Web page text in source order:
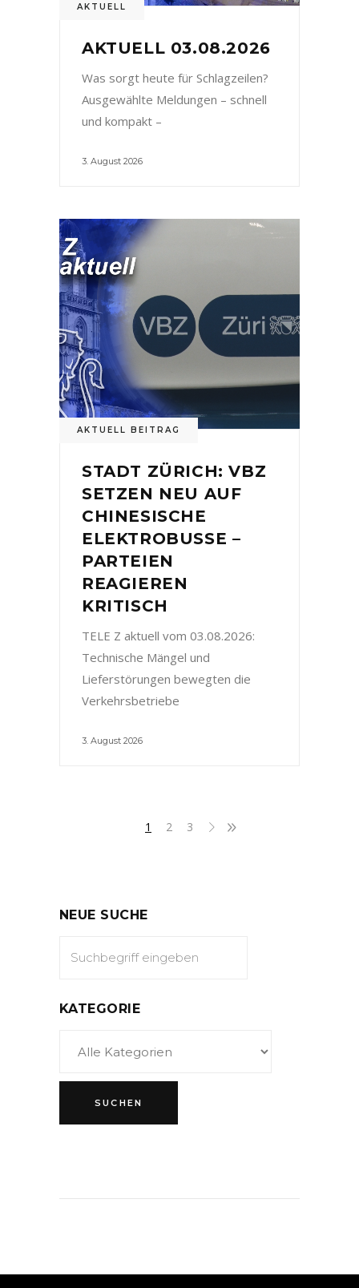
AKTUELL
AKTUELL 03.08.2026
Was sorgt heute für Schlagzeilen?
Ausgewählte Meldungen – schnell
und kompakt –
3. August 2026
AKTUELL BEITRAG
STADT ZÜRICH: VBZ
SETZEN NEU AUF
CHINESISCHE
ELEKTROBUSSE –
PARTEIEN
REAGIEREN
KRITISCH
TELE Z aktuell vom 03.08.2026:
Technische Mängel und
Lieferstörungen bewegten die
Verkehrsbetriebe
3. August 2026
1 2 3
NEUE SUCHE
KATEGORIE